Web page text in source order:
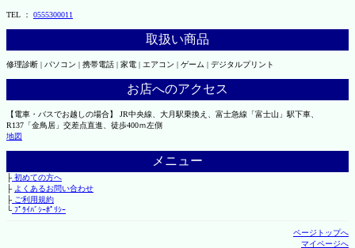
TEL ： 0555300011
取扱い商品
修理診断 | パソコン | 携帯電話 | 家電 | エアコン | ゲーム | デジタルプリント
お店へのアクセス
【電車・バスでお越しの場合】 JR中央線、大月駅乗換え、富士急線「富士山」駅下車、
R137「金鳥居」交差点直進、徒歩400ｍ左側
地図
メニュー
├初めての方へ
├ よくあるお問い合わせ
├ご利用規約
└ﾌﾟﾗｲﾊﾞｼｰﾎﾟﾘｼｰ
ページトップへ
マイページへ